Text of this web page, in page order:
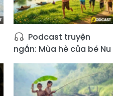
Podcast truyện
ngắn: Mùa hè của bé Nu